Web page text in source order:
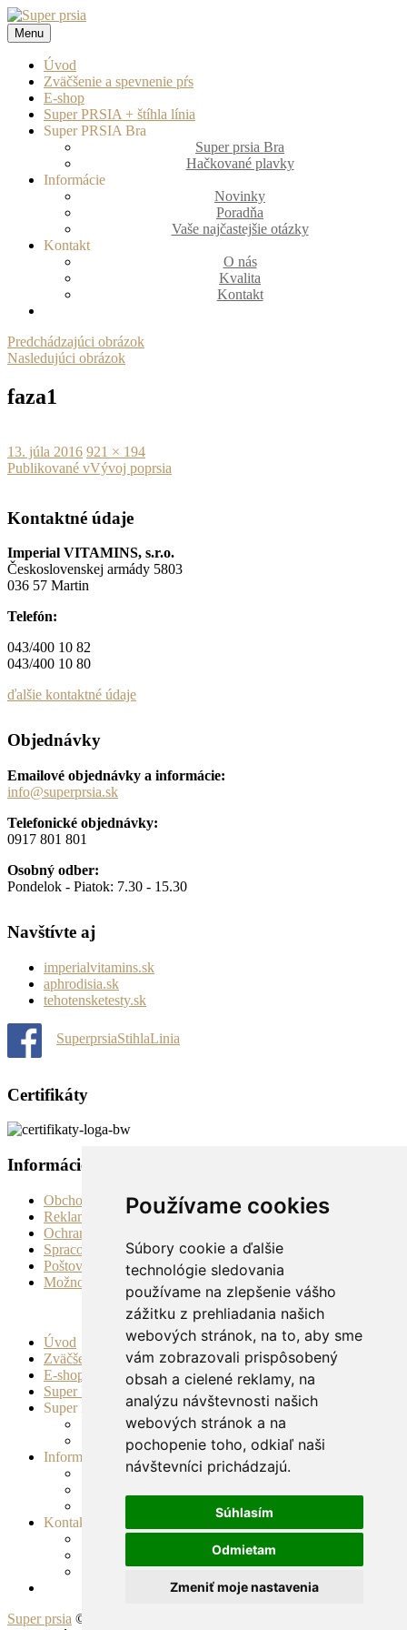
Používame cookies
Súbory cookie a ďalšie
technológie sledovania
používame na zlepšenie vášho
zážitku z prehliadania našich
webových stránok, na to, aby sme
vám zobrazovali prispôsobený
obsah a cielené reklamy, na
analýzu návštevnosti našich
webových stránok a na
pochopenie toho, odkiaľ naši
návštevníci prichádzajú.
Súhlasím
Odmietam
Zmeniť moje nastavenia
Prejsť
na
obsah
Super prsia
zväčšenie a spevnenie pŕs
Menu
Úvod
Zväčšenie a spevnenie pŕs
E-shop
Super PRSIA + štíhla línia
Super PRSIA Bra
Super prsia Bra
Hačkované plavky
Informácie
Novinky
Poradňa
Vaše najčastejšie otázky
Kontakt
O nás
Kvalita
Kontakt
Predchádzajúci obrázok
Nasledujúci obrázok
faza1
Publikované
13. júla 2016 Plná
veľkosť
921 × 194
Navigácia
článku
Publikované vVývoj poprsia
Kontaktné údaje
Imperial VITAMINS, s.r.o.
Československej armády 5803
036 57 Martin
Telefón:
043/400 10 82
043/400 10 80
ďalšie kontaktné údaje
Objednávky
Emailové objednávky a informácie:
info@superprsia.sk
Telefonické objednávky:
0917 801 801
Osobný odber:
Pondelok - Piatok: 7.30 - 15.30
Navštívte aj
imperialvitamins.sk
aphrodisia.sk
tehotensketesty.sk
SuperprsiaStihlaLinia
Certifikáty
Informácie
Obchodné podmienky
Reklamačné podmienky
Ochrana súkromia a osobných údajov
Spracovanie osobných údajov na účely spracovania cookies
Poštovné a doprava
Možnosti platby
Úvod
Zväčšenie a spevnenie pŕs
E-shop
Super PRSIA + štíhla línia
Super PRSIA Bra
Super prsia Bra
Hačkované plavky
Informácie
Novinky
Vaše najčastejšie otázky
Kontakt
Kvalita
Kontakt
Super prsia © 2012 Imperial VITAMINS, s.r.o - Všetky práva